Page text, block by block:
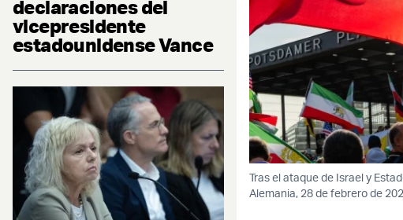
declaraciones del
vicepresidente
estadounidense Vance
Tras el ataque de Israel y
Alemania, 28 de febrero de